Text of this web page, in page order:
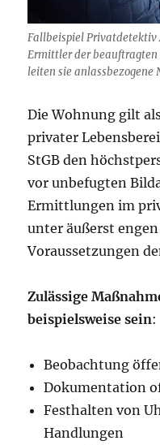
Fallbeispiel
Ermittler der
leiten sie anlassbezogene
Die Wohnung gilt
privater
StGB den
vor unbefugten
Ermittlungen im
unter äußerst
Voraussetzungen
Zulässige
beispielsweise sein:
Beobachtung
Dokumentation
Festhalten von
Handlungen